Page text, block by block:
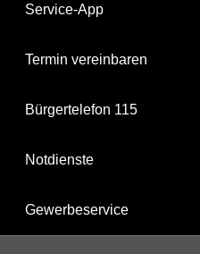
Service-App
Termin vereinbaren
Bürgertelefon 115
Notdienste
Gewerbeservice